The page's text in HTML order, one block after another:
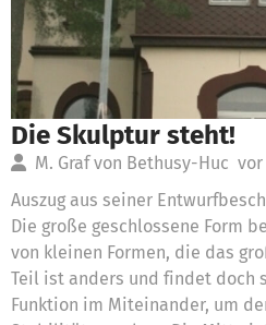
Die Skulptur steht!
M. Graf von Bethusy-Huc vor
Auszug aus seiner
Die große geschlossene Form
von kleinen Formen, die das
Teil ist anders und findet doch
Funktion im Miteinander, um